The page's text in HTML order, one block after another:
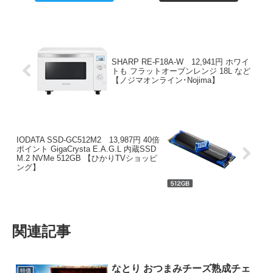
SHARP RE-F18A-W 12,941円 ホワイ
トも フラットオーブンレンジ 18L など
【ノジマオンライン･Nojima】
IODATA SSD-GC512M2 13,987円 40倍
ポイント GigaCrysta E.A.G.L 内蔵SSD
M.2 NVMe 512GB 【ひかりTVショッピ
ング】
関連記事
特価 なとり おつまみチーズ熟成チェ